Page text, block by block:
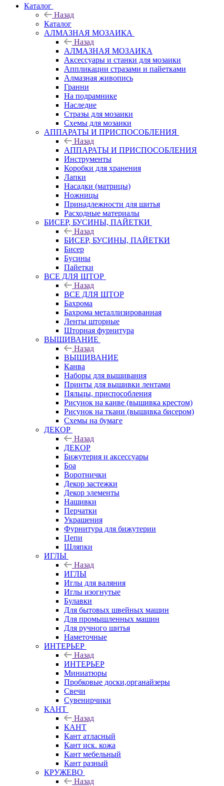
Каталог
Назад
Каталог
АЛМАЗНАЯ МОЗАИКА
Назад
АЛМАЗНАЯ МОЗАИКА
Аксессуары и станки для мозаики
Аппликации стразами и пайетками
Алмазная живопись
Гранни
На подрамнике
Наследие
Стразы для мозаики
Схемы для мозаики
АППАРАТЫ И ПРИСПОСОБЛЕНИЯ
Назад
АППАРАТЫ И ПРИСПОСОБЛЕНИЯ
Инструменты
Коробки для хранения
Лапки
Насадки (матрицы)
Ножницы
Принадлежности для шитья
Расходные материалы
БИСЕР, БУСИНЫ, ПАЙЕТКИ
Назад
БИСЕР, БУСИНЫ, ПАЙЕТКИ
Бисер
Бусины
Пайетки
ВСЕ ДЛЯ ШТОР
Назад
ВСЕ ДЛЯ ШТОР
Бахрома
Бахрома металлизированная
Ленты шторные
Шторная фурнитура
ВЫШИВАНИЕ
Назад
ВЫШИВАНИЕ
Канва
Наборы для вышивания
Принты для вышивки лентами
Пяльцы, приспособления
Рисунок на канве (вышивка крестом)
Рисунок на ткани (вышивка бисером)
Схемы на бумаге
ДЕКОР
Назад
ДЕКОР
Бижутерия и аксессуары
Боа
Воротнички
Декор застежки
Декор элементы
Нашивки
Перчатки
Украшения
Фурнитура для бижутерии
Цепи
Шляпки
ИГЛЫ
Назад
ИГЛЫ
Иглы для валяния
Иглы изогнутые
Булавки
Для бытовых швейных машин
Для промышленных машин
Для ручного шитья
Наметочные
ИНТЕРЬЕР
Назад
ИНТЕРЬЕР
Миниатюры
Пробковые доски,органайзеры
Свечи
Сувенирчики
КАНТ
Назад
КАНТ
Кант атласный
Кант иск. кожа
Кант мебельный
Кант разный
КРУЖЕВО
Назад